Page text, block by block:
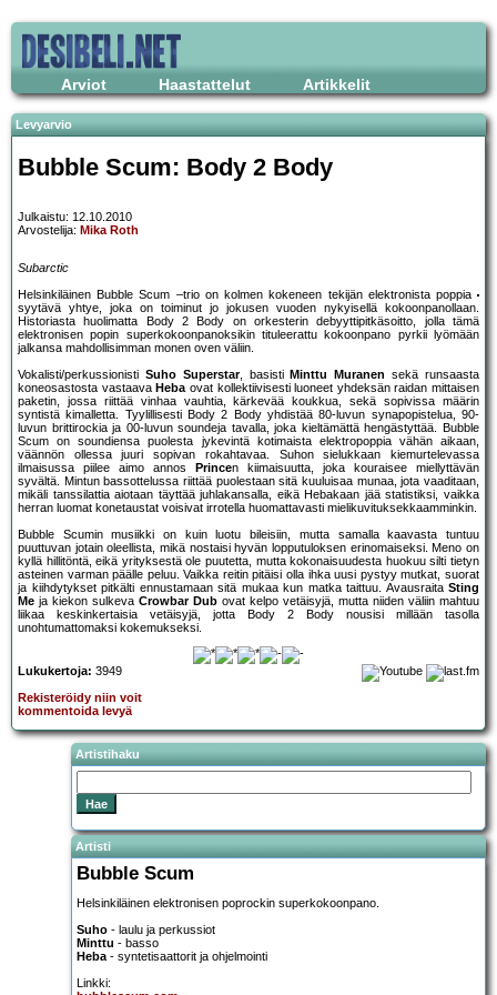
Arviot Haastattelut Artikkelit
Levyarvio
Bubble Scum: Body 2 Body
Julkaistu: 12.10.2010
Arvostelija: Mika Roth
Subarctic
Helsinkiläinen Bubble Scum –trio on kolmen kokeneen tekijän elektronista poppia
syytävä yhtye, joka on toiminut jo jokusen vuoden nykyisellä kokoonpanollaan.
Historiasta huolimatta Body 2 Body on orkesterin debyyttipitkäsoitto, jolla tämä
elektronisen popin superkokoonpanoksikin tituleerattu kokoonpano pyrkii lyömään
jalkansa mahdollisimman monen oven väliin.
Vokalisti/perkussionisti Suho Superstar, basisti Minttu Muranen sekä runsaasta
koneosastosta vastaava Hebaovat kollektiivisesti luoneet yhdeksän raidan mittaisen
paketin, jossa riittää vinhaa vauhtia, kärkevää koukkua, sekä sopivissa määrin
syntistä kimalletta. Tyylillisesti Body 2 Body yhdistää 80-luvun synapopistelua, 90-
luvun brittirockia ja 00-luvun soundeja tavalla, joka kieltämättä hengästyttää. Bubble
Scum on soundiensa puolesta jykevintä kotimaista elektropoppia vähän aikaan,
väännön ollessa juuri sopivan rokahtavaa. Suhon sielukkaan kiemurtelevassa
ilmaisussa piilee aimo annos
Princen kiimaisuutta, joka kouraisee miellyttävän
syvältä. Mintun bassottelussa riittää puolestaan sitä kuuluisaa munaa, jota vaaditaan,
mikäli tanssilattia aiotaan täyttää juhlakansalla, eikä Hebakaan jää statistiksi, vaikka
herran luomat konetaustat voisivat irrotella huomattavasti mielikuvituksekkaamminkin.
Bubble Scumin musiikki on kuin luotu bileisiin, mutta samalla kaavasta tuntuu
puuttuvan jotain oleellista, mikä nostaisi hyvän lopputuloksen erinomaiseksi. Meno on
kyllä hillitöntä, eikä yrityksestä ole puutetta, mutta kokonaisuudesta huokuu silti tietyn
asteinen varman päälle peluu. Vaikka reitin pitäisi olla ihka uusi pystyy mutkat, suorat
ja kiihdytykset pitkälti ennustamaan sitä mukaa kun matka taittuu. Avausraita Sting
Me ja kiekon sulkeva Crowbar Dub ovat kelpo vetäisyjä, mutta niiden väliin mahtuu
liikaa keskinkertaisia vetäisyjä, jotta Body 2 Body nousisi millään tasolla
unohtumattomaksi kokemukseksi.
Lukukertoja: 3949
Rekisteröidy niin voit
kommentoida levyä
Artistihaku
Artisti
Bubble Scum
Helsinkiläinen elektronisen poprockin superkokoonpano.
Suho - laulu ja perkussiot
Minttu - basso
Heba - syntetisaattorit ja ohjelmointi
Linkki: